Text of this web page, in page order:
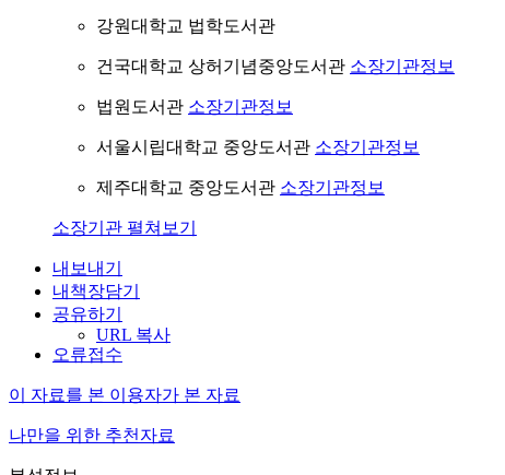
강원대학교 법학도서관
건국대학교 상허기념중앙도서관 소장기관정보
법원도서관 소장기관정보
서울시립대학교 중앙도서관 소장기관정보
제주대학교 중앙도서관 소장기관정보
소장기관 펼쳐보기
내보내기
내책장담기
공유하기
URL 복사
오류접수
이 자료를 본 이용자가 본 자료
나만을 위한 추천자료